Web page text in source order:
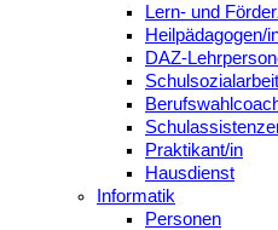
Lern- und
Heilpädagogen/
DAZ-
Schulsozialarbeit
Praktikant/in
Hausdienst
Informatik
Personen